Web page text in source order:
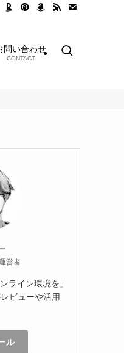
問い合わせ
CONTACT
営者
ライン環境を」
ビューや活用
ル